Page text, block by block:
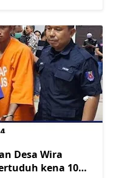
Desa Wira
kena 10